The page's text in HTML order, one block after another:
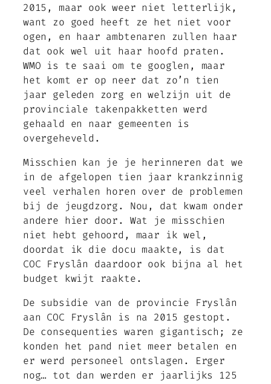
2015, maar ook weer niet letterlijk,
want zo goed heeft ze het niet voor
ogen, en haar ambtenaren zullen haar
dat ook wel uit haar hoofd praten.
WMO is te saai om te googlen, maar
het komt er op neer dat zo’n tien
jaar geleden zorg en welzijn uit de
provinciale takenpakketten werd
gehaald en naar gemeenten is
overgeheveld.
Misschien kan je je herinneren dat we
in de afgelopen tien jaar krankzinnig
veel verhalen horen over de problemen
bij de jeugdzorg. Nou, dat kwam onder
andere hier door. Wat je misschien
niet hebt gehoord, maar ik wel,
doordat ik die docu maakte, is dat
COC Fryslân daardoor ook bijna al het
budget kwijt raakte.
De subsidie van de provincie Fryslân
aan COC Fryslân is na 2015 gestopt.
De consequenties waren gigantisch; ze
konden het pand niet meer betalen en
er werd personeel ontslagen. Erger
nog… tot dan werden er jaarlijks 125